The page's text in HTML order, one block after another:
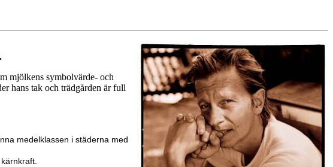
.
mjölkens symbolvärde- och
hans tak och trädgården är full
medelklassen i städerna med